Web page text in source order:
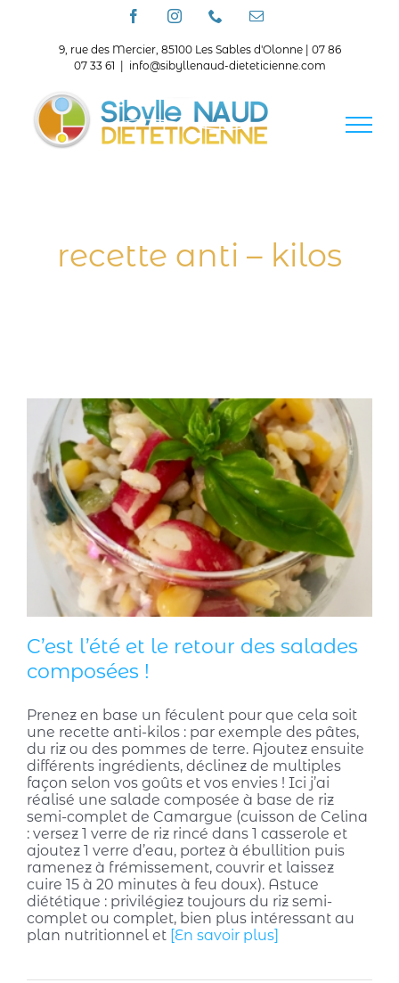
FacebookInstagramTéléphoneEmail
9, rue des Mercier, 85100 Les Sables d'Olonne | 07 86
07 33 61
info@sibyllenaud-dieteticienne.com
recette anti – kilos
C’est l’été et le retour des salades
composées !
Prenez en base un féculent pour que cela soit
une recette anti-kilos : par exemple des pâtes,
du riz ou des pommes de terre. Ajoutez ensuite
différents ingrédients, déclinez de multiples
façon selon vos goûts et vos envies ! Ici j’ai
réalisé une salade composée à base de riz
semi-complet de Camargue (cuisson de Celina
: versez 1 verre de riz rincé dans 1 casserole et
ajoutez 1 verre d’eau, portez à ébullition puis
ramenez à frémissement, couvrir et laissez
cuire 15 à 20 minutes à feu doux). Astuce
diététique : privilégiez toujours du riz semi-
complet ou complet, bien plus intéressant au
plan nutritionnel et [En savoir plus]